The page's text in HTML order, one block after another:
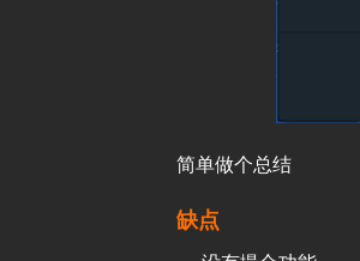
简单做个总结
缺点